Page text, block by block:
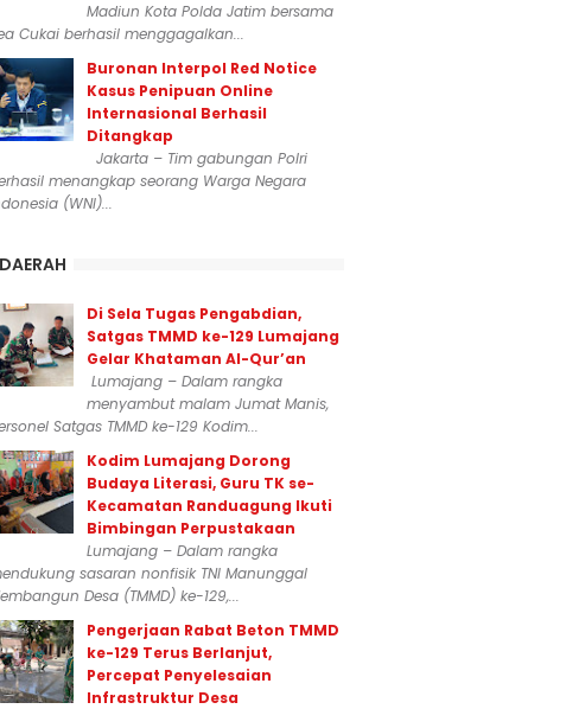
Madiun Kota Polda Jatim bersama
Cukai berhasil menggagalkan...
Buronan Interpol Red Notice
Kasus Penipuan Online
Internasional Berhasil
Ditangkap
Jakarta – Tim gabungan Polri
menangkap seorang Warga Negara
(WNI)...
DAERAH
Di Sela Tugas Pengabdian,
Satgas TMMD ke-129 Lumajang
Gelar Khataman Al-Qur’an
Lumajang – Dalam rangka
menyambut malam Jumat Manis,
Satgas TMMD ke-129 Kodim...
Kodim Lumajang Dorong
Budaya Literasi, Guru TK se-
Kecamatan Randuagung Ikuti
Bimbingan Perpustakaan
Lumajang – Dalam rangka
sasaran nonfisik TNI Manunggal
Desa (TMMD) ke-129,...
Pengerjaan Rabat Beton TMMD
ke-129 Terus Berlanjut,
Percepat Penyelesaian
Infrastruktur Desa